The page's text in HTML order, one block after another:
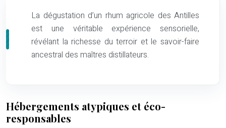
La dégustation d’un rhum agricole des Antilles
est une véritable expérience sensorielle,
révélant la richesse du terroir et le savoir-faire
ancestral des maîtres distillateurs.
Hébergements atypiques et éco-
responsables